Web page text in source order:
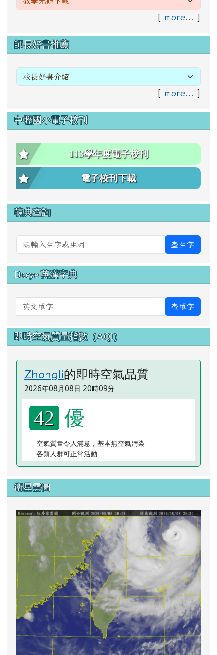
[ more... ]
右邊區域內容
師長好書推薦
[ more... ]
中壢國小電子校刊
113學年度電子校刊
電子校刊下載
萌典查詢
查生字
Dr.eye 英漢字典
英文單字 查單字
即時空氣質量指數（AQI）
Zhongli的即時空氣品質
2026年08月08日 20時09分
42 優
空氣質量令人滿意，基本無空氣污染
各類人群可正常活動
衛星雲圖
link